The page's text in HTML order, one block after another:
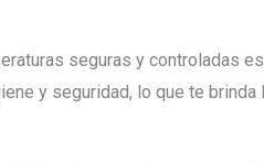
seguras y controladas
y seguridad, lo que te